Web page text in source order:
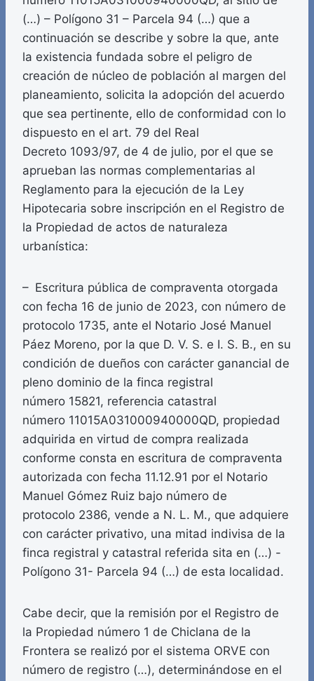
(…) – Polígono 31 – Parcela 94 (…) que a
continuación se describe y sobre la que, ante
la existencia fundada sobre el peligro de
creación de núcleo de población al margen del
planeamiento, solicita la adopción del acuerdo
que sea pertinente, ello de conformidad con lo
dispuesto en el art. 79 del Real
Decreto 1093/97, de 4 de julio, por el que se
aprueban las normas complementarias al
Reglamento para la ejecución de la Ley
Hipotecaria sobre inscripción en el Registro de
la Propiedad de actos de naturaleza
urbanística:
– Escritura pública de compraventa otorgada
con fecha 16 de junio de 2023, con número de
protocolo 1735, ante el Notario José Manuel
Páez Moreno, por la que D. V. S. e I. S. B., en su
condición de dueños con carácter ganancial de
pleno dominio de la finca registral
número 15821, referencia catastral
número 11015A031000940000QD, propiedad
adquirida en virtud de compra realizada
conforme consta en escritura de compraventa
autorizada con fecha 11.12.91 por el Notario
Manuel Gómez Ruiz bajo número de
protocolo 2386, vende a N. L. M., que adquiere
con carácter privativo, una mitad indivisa de la
finca registral y catastral referida sita en (…) -
Polígono 31- Parcela 94 (…) de esta localidad.
Cabe decir, que la remisión por el Registro de
la Propiedad número 1 de Chiclana de la
Frontera se realizó por el sistema ORVE con
número de registro (…), determinándose en el